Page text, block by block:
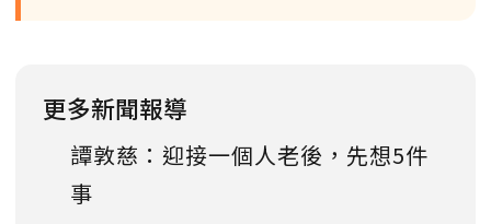
更多新聞報導
譚敦慈：迎接一個人老後，先想5件
事